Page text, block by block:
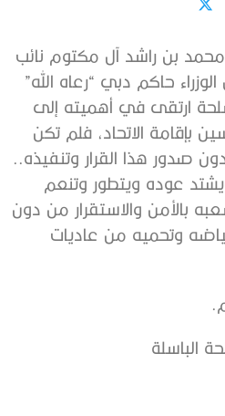
بن راشد آل مكتوم نائب
حاكم دبي “رعاه الله”
ارتقى في أهميته إلى
بإقامة الاتحاد، فلم تكن
صدور هذا القرار وتنفيذه..
عوده ويتطور وتنعم
بالأمن والاستقرار من دون
وتحميه من عاديات
الباسلة